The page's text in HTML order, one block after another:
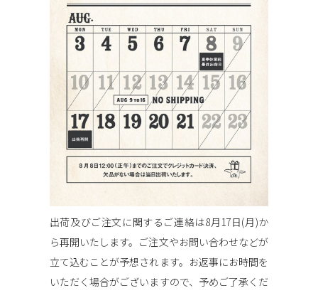
出荷及びご注文に関するご連絡は8月17日(月)か
ら再開いたします。 ご注文やお問い合わせなどが
立て込むことが予想されます。 お返事にお時間を
いただく場合がございますので、予めご了承くだ